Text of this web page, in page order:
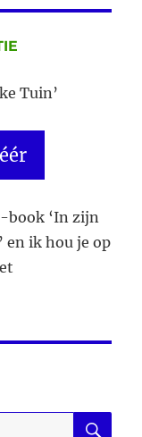
Tuin’
book ‘In zijn
en ik hou je op